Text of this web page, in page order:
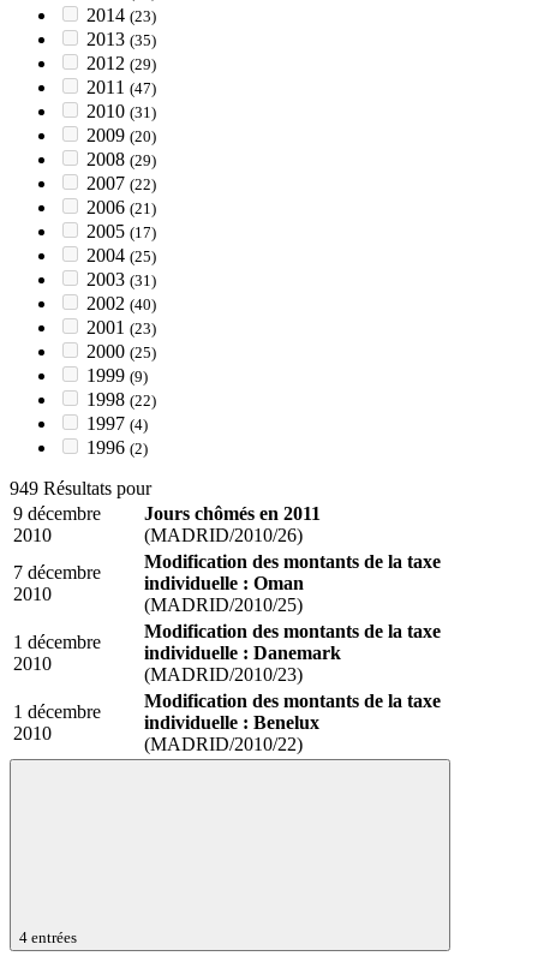
2014 (23)
2013 (35)
2012 (29)
2011 (47)
2010 (31)
2009 (20)
2008 (29)
2007 (22)
2006 (21)
2005 (17)
2004 (25)
2003 (31)
2002 (40)
2001 (23)
2000 (25)
1999 (9)
1998 (22)
1997 (4)
1996 (2)
949 Résultats pour
9 décembre
2010
Jours chômés en 2011
(MADRID/2010/26)
7 décembre
2010
Modification des montants de la taxe
individuelle : Oman
(MADRID/2010/25)
1 décembre
2010
Modification des montants de la taxe
individuelle : Danemark
(MADRID/2010/23)
1 décembre
2010
Modification des montants de la taxe
individuelle : Benelux
(MADRID/2010/22)
4 entrées